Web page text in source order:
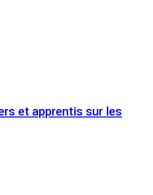
et apprentis sur les